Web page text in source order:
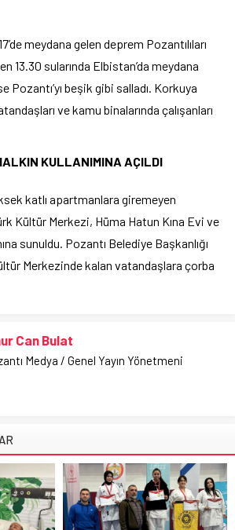
meydana gelen deprem Pozantılıları
13.30 sularında Elbistan’da meydana
Pozantı’yı beşik gibi salladı. Korkuya
ve kamu binalarında çalışanları
KULLANIMINA AÇILDI
katlı apartmanlara giremeyen
Kültür Merkezi, Hüma Hatun Kına Evi ve
sunuldu. Pozantı Belediye Başkanlığı
Merkezinde kalan vatandaşlara çorba
Can Bulat
Medya / Genel Yayın Yönetmeni